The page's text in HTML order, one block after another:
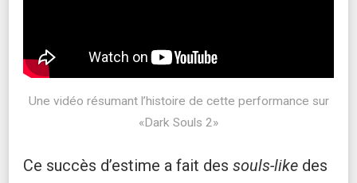
Une vidéo résumant l’histoire de cette performance sur
«Dark Souls 2»
Ce succès d’estime a fait des souls-like des